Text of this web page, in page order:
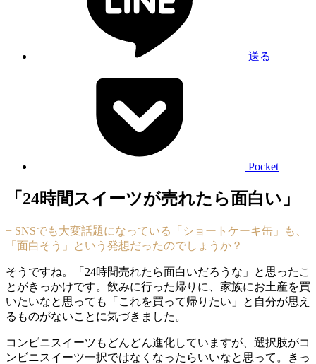
送る
Pocket
「24時間スイーツが売れたら面白い」
− SNSでも大変話題になっている「ショートケーキ缶」も、
「面白そう」という発想だったのでしょうか？
そうですね。「24時間売れたら面白いだろうな」と思ったこ
とがきっかけです。飲みに行った帰りに、家族にお土産を買
いたいなと思っても「これを買って帰りたい」と自分が思え
るものがないことに気づきました。
コンビニスイーツもどんどん進化していますが、選択肢がコ
ンビニスイーツ一択ではなくなったらいいなと思って。きっ